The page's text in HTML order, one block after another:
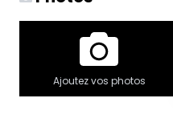
Ajoutez vos photos